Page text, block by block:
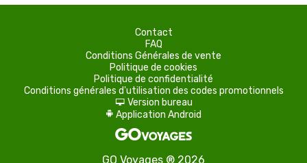
Contact
FAQ
Conditions Générales de vente
Politique de cookies
Politique de confidentialité
Conditions générales d'utilisation des codes promotionnels
d Version bureau
A Application Android
GO Voyages ® 2026